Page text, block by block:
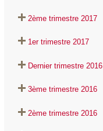
2ème trimestre 2017
1er trimestre 2017
Dernier trimestre 2016
3ème trimestre 2016
2ème trimestre 2016